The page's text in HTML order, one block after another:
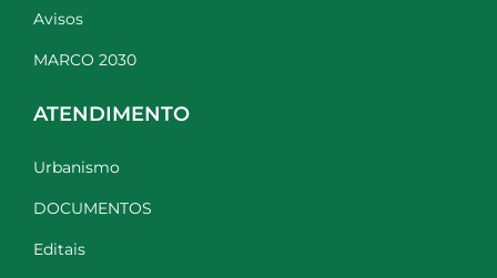
Avisos
MARCO 2030
ATENDIMENTO
Urbanismo
DOCUMENTOS
Editais